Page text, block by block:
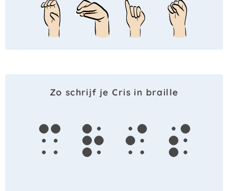
Zo schrijf je Cris in braille
c r i s